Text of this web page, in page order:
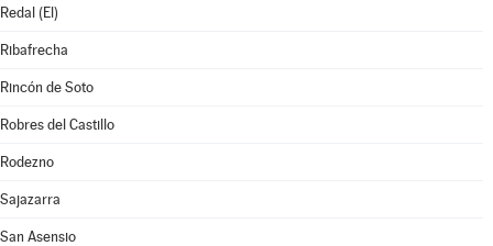
Redal (El)
Ribafrecha
Rincón de Soto
Robres del Castillo
Rodezno
Sajazarra
San Asensio